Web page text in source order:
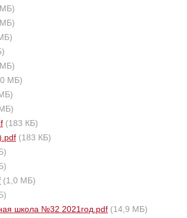
МБ)
(183 КБ)
(183 КБ)
(1,0 МБ)
школа №32 2021год.pdf (14,9 МБ)